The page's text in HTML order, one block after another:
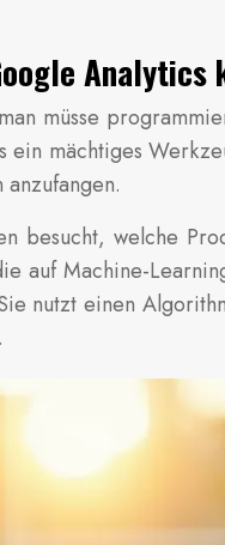
Analytics
müsse
mächtiges
welche
auf Machine-
nutzt einen